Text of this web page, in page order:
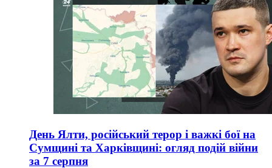
День Ялти, російський терор і важкі бої на
Сумщині та Харківщині: огляд подій війни
за 7 серпня